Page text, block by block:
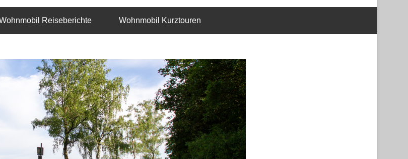
Reiseberichte Wohnmobil Kurztouren